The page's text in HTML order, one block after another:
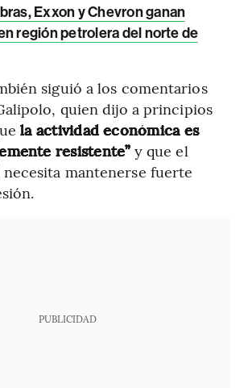
Exxon y Chevron ganan
región petrolera del norte de
siguió a los comentarios
quien dijo a principios
la actividad económica es
resistente” y que el
mantenerse fuerte
PUBLICIDAD